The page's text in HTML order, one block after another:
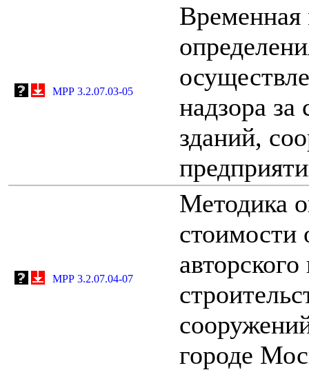
МРР 3.2.07.03-05
Временная
надзора за
зданий,
МРР 3.2.07.04-07
Методика
стоимости
городе